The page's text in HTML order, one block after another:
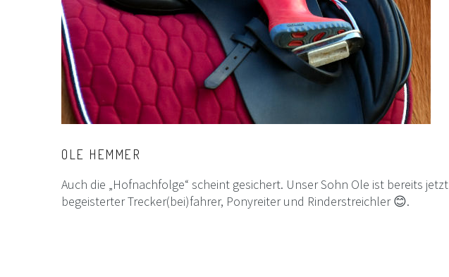
OLE HEMMER
Auch die „Hofnachfolge“ scheint gesichert. Unser Sohn Ole ist bereits jetzt
begeisterter Trecker(bei)fahrer, Ponyreiter und Rinderstreichler 😊.